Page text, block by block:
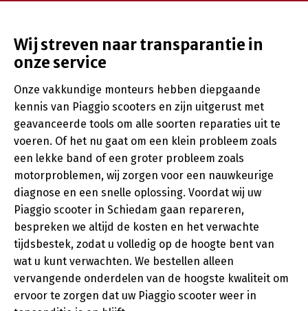
Wij streven naar transparantie in
onze service
Onze vakkundige monteurs hebben diepgaande
kennis van Piaggio scooters en zijn uitgerust met
geavanceerde tools om alle soorten reparaties uit te
voeren. Of het nu gaat om een klein probleem zoals
een lekke band of een groter probleem zoals
motorproblemen, wij zorgen voor een nauwkeurige
diagnose en een snelle oplossing. Voordat wij uw
Piaggio scooter in Schiedam gaan repareren,
bespreken we altijd de kosten en het verwachte
tijdsbestek, zodat u volledig op de hoogte bent van
wat u kunt verwachten. We bestellen alleen
vervangende onderdelen van de hoogste kwaliteit om
ervoor te zorgen dat uw Piaggio scooter weer in